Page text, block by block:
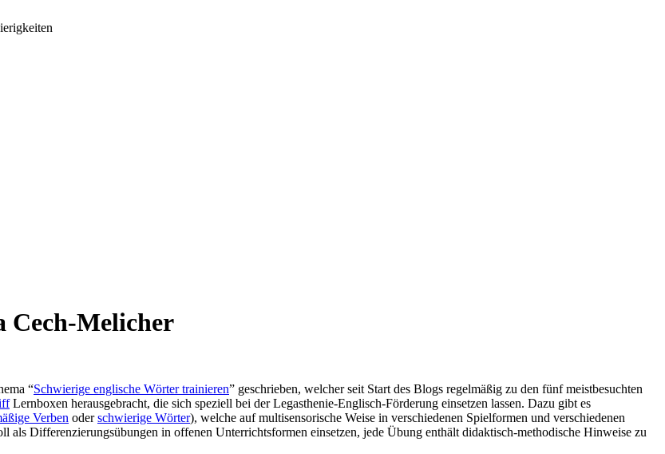
Cech-Melicher
“Schwierige englische Wörter trainieren” geschrieben, welcher seit Start des Blogs regelmäßig zu den fünf meistbesuchten
Lernboxen herausgebracht, die sich speziell bei der Legasthenie-Englisch-Förderung einsetzen lassen. Dazu gibt es
Verben oderschwierige Wörter), welche auf multisensorische Weise in verschiedenen Spielformen und verschiedenen
als Differenzierungsübungen in offenen Unterrichtsformen einsetzen, jede Übung enthält didaktisch-methodische Hinweise zu